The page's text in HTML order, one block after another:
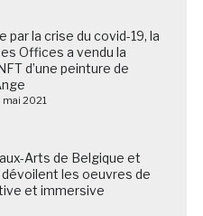
par la crise du covid-19, la
Offices a vendu la
d’une peinture de
mai 2021
Arts de Belgique et
les oeuvres de
et immersive